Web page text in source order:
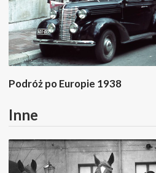
Podróż po Europie 1938
Inne